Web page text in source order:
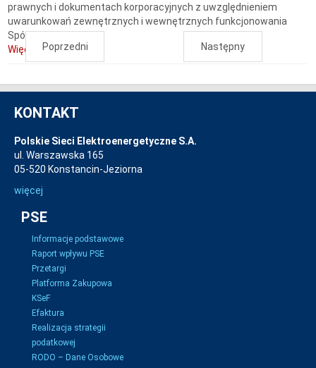
prawnych i dokumentach korporacyjnych z uwzględnieniem
uwarunkowań zewnętrznych i wewnętrznych funkcjonowania
Spółki. ...
Więcej...Poprzedni Następny
KONTAKT
Polskie Sieci Elektroenergetyczne S.A.
ul. Warszawska 165
05-520 Konstancin-Jeziorna
więcej
PSE
Informacje podstawowe
Raport wpływu PSE
Przetargi
Platforma Zakupowa
KSeF
Efaktura
Realizacja strategii
podatkowej
RODO – Dane Osobowe